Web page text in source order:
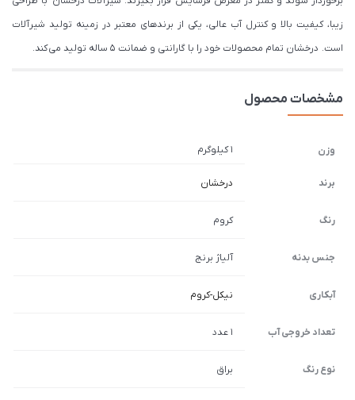
زیبا، کیفیت بالا و کنترل آب عالی، یکی از برندهای معتبر در زمینه تولید شیرآلات
است. درخشان تمام محصولات خود را با گارانتی و ضمانت 5 ساله تولید می کند.
مشخصات محصول
وزن 1 کیلوگرم
برند درخشان
رنگ کروم
جنس بدنه آلیاژ برنج
آبکاری نیکل-کروم
تعداد خروجی آب 1 عدد
نوع رنگ براق